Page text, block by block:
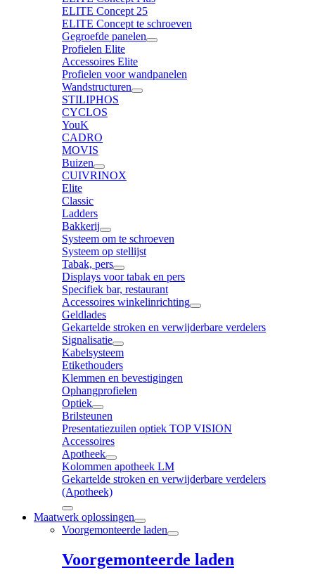
ELITE Concept 25
ELITE Concept te schroeven
Gegroefde panelen
Profielen Elite
Accessoires Elite
Profielen voor wandpanelen
Wandstructuren
STILIPHOS
CYCLOS
YouK
CADRO
MOVIS
Buizen
CUIVRINOX
Elite
Classic
Ladders
Bakkerij
Systeem om te schroeven
Systeem op stellijst
Tabak, pers
Displays voor tabak en pers
Specifiek bar, restaurant
Accessoires winkelinrichting
Geldlades
Gekartelde stroken en verwijderbare verdelers
Signalisatie
Kabelsysteem
Etikethouders
Klemmen en bevestigingen
Ophangprofielen
Optiek
Brilsteunen
Presentatiezuilen optiek TOP VISION
Accessoires
Apotheek
Kolommen apotheek LM
Gekartelde stroken en verwijderbare verdelers
(Apotheek)
Maatwerk oplossingen
Voorgemonteerde laden
Voorgemonteerde laden